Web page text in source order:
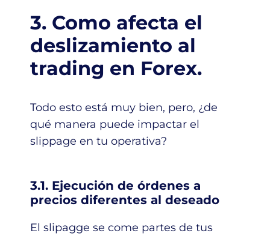
3. Como afecta el
deslizamiento al
trading en Forex.
Todo esto está muy bien, pero, ¿de
qué manera puede impactar el
slippage en tu operativa?
3.1. Ejecución de órdenes a
precios diferentes al deseado
El slipagge se come partes de tus